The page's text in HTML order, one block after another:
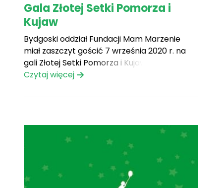
Gala Złotej Setki Pomorza i
Kujaw
Bydgoski oddział Fundacji Mam Marzenie
miał zaszczyt gościć 7 września 2020 r. na
gali Złotej Setki Pomorza i Kujaw 2019
zorganizowanej przez Gazetę Pomorską.
Czytaj więcej